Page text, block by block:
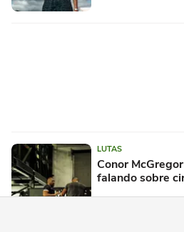
LUTAS
Conor
falando sobre